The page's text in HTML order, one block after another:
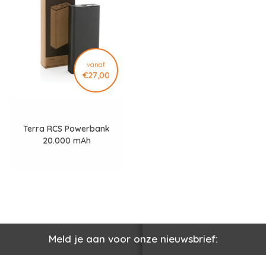
vanaf
€27,00
Terra RCS Powerbank
20.000 mAh
Meld je aan voor onze nieuwsbrief: